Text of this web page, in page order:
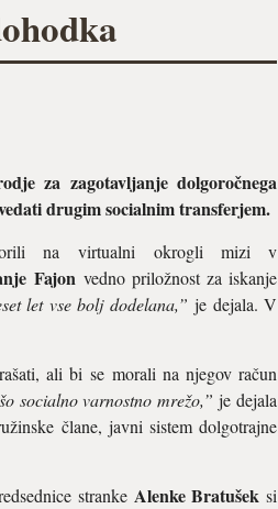
za zagotavljanje dolgoročnega
drugim socialnim transferjem.
na virtualni okrogli mizi v
Fajon vedno priložnost za iskanje
let vse bolj dodelana,” je dejala. V
ali bi se morali na njegov račun
socialno varnostno mrežo,” je dejala
člane, javni sistem dolgotrajne
stranke Alenke Bratušek si